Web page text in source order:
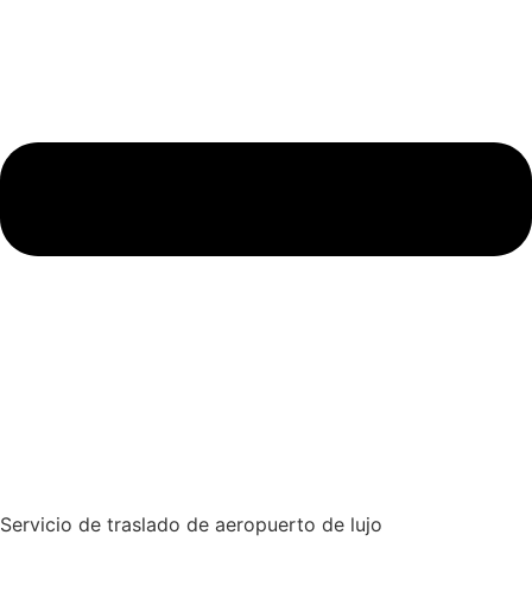
Servicio de traslado de aeropuerto de lujo